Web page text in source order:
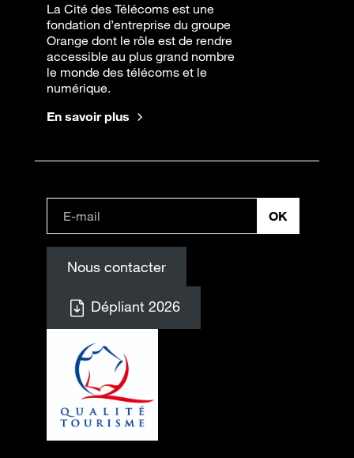
La Cité des Télécoms est une
fondation d’entreprise du groupe
Orange dont le rôle est de rendre
accessible au plus grand nombre
le monde des télécoms et le
numérique.
En savoir plus
Nous contacter
Dépliant 2026